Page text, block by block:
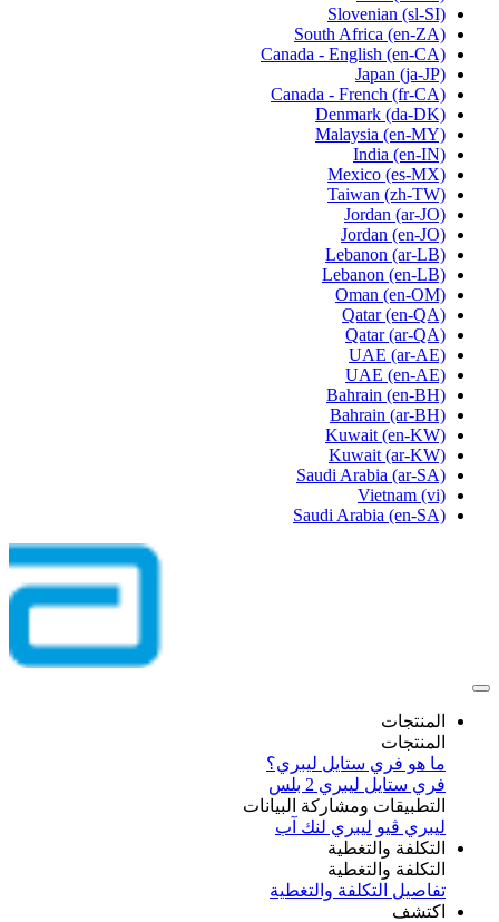
Slovenian (sl-SI)
South Africa (en-ZA)
Canada - English (en-CA)
Japan (ja-JP)
Canada - French (fr-CA)
Denmark (da-DK)
Malaysia (en-MY)
India (en-IN)
Mexico (es-MX)
Taiwan (zh-TW)
Jordan (ar-JO)
Jordan (en-JO)
Lebanon (ar-LB)
Lebanon (en-LB)
Oman (en-OM)
Qatar (en-QA)
Qatar (ar-QA)
UAE (ar-AE)
UAE (en-AE)
Bahrain (en-BH)
Bahrain (ar-BH)
Kuwait (en-KW)
Kuwait (ar-KW)
Saudi Arabia (ar-SA)
Vietnam (vi)
Saudi Arabia (en-SA)
المنتجات
المنتجات
ما هو فري ستايل ليبري؟
فري ستايل ليبري 2 بلس​
التطبيقات ومشاركة البيانات
ليبري ڤيو ليبري لنك آب
التكلفة والتغطية
التكلفة والتغطية
تفاصيل التكلفة والتغطية
اكتشف​